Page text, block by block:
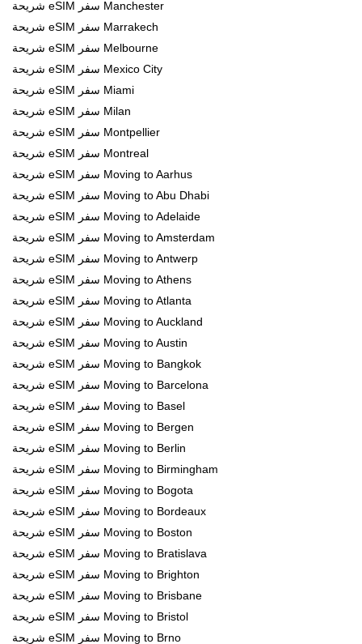
شريحة eSIM سفر Manchester
شريحة eSIM سفر Marrakech
شريحة eSIM سفر Melbourne
شريحة eSIM سفر Mexico City
شريحة eSIM سفر Miami
شريحة eSIM سفر Milan
شريحة eSIM سفر Montpellier
شريحة eSIM سفر Montreal
شريحة eSIM سفر Moving to Aarhus
شريحة eSIM سفر Moving to Abu Dhabi
شريحة eSIM سفر Moving to Adelaide
شريحة eSIM سفر Moving to Amsterdam
شريحة eSIM سفر Moving to Antwerp
شريحة eSIM سفر Moving to Athens
شريحة eSIM سفر Moving to Atlanta
شريحة eSIM سفر Moving to Auckland
شريحة eSIM سفر Moving to Austin
شريحة eSIM سفر Moving to Bangkok
شريحة eSIM سفر Moving to Barcelona
شريحة eSIM سفر Moving to Basel
شريحة eSIM سفر Moving to Bergen
شريحة eSIM سفر Moving to Berlin
شريحة eSIM سفر Moving to Birmingham
شريحة eSIM سفر Moving to Bogota
شريحة eSIM سفر Moving to Bordeaux
شريحة eSIM سفر Moving to Boston
شريحة eSIM سفر Moving to Bratislava
شريحة eSIM سفر Moving to Brighton
شريحة eSIM سفر Moving to Brisbane
شريحة eSIM سفر Moving to Bristol
شريحة eSIM سفر Moving to Brno